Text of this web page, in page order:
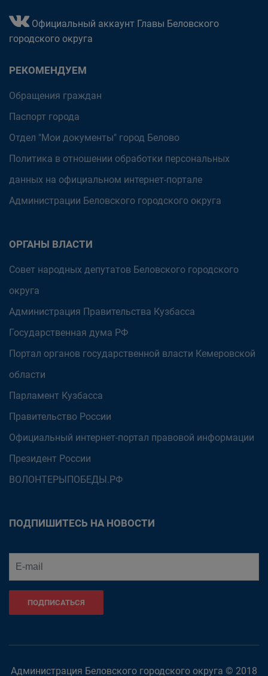
Официальный аккаунт Главы Беловского
городского округа
РЕКОМЕНДУЕМ
Обращения граждан
Паспорт города
Отдел "Мои документы" город Белово
Политика в отношении обработки персональных
данных на официальном интернет-портале
Администрации Беловского городского округа
ОРГАНЫ ВЛАСТИ
Совет народных депутатов Беловского городского
округа
Администрация Правительства Кузбасса
Государственная дума РФ
Портал органов государственной власти Кемеровской
области
Парламент Кузбасса
Правительство России
Официальный интернет-портал правовой информации
Президент России
ВОЛОНТЕРЫПОБЕДЫ.РФ
ПОДПИШИТЕСЬ НА НОВОСТИ
ПОДПИСАТЬСЯ
Администрация Беловского городского округа © 2018